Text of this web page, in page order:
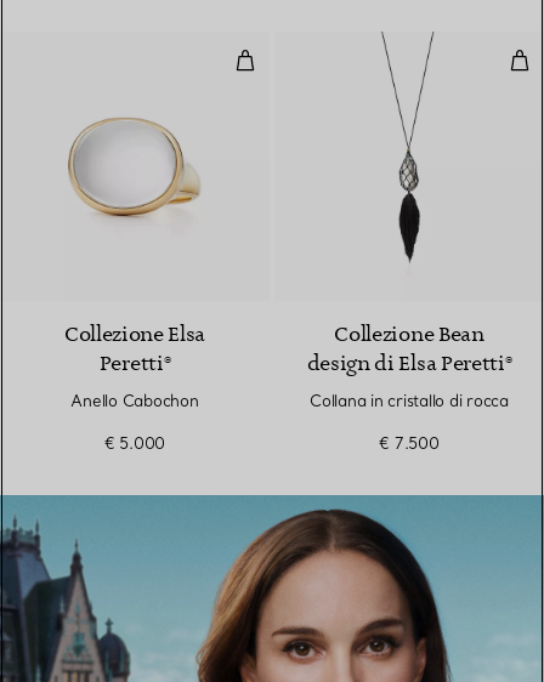
Anello Cabochon
Collezione Elsa
Peretti®
Anello Cabochon
€ 5.000
Collezione Bean
design di Elsa Peretti®
Collana in cristallo di rocca
€ 7.500